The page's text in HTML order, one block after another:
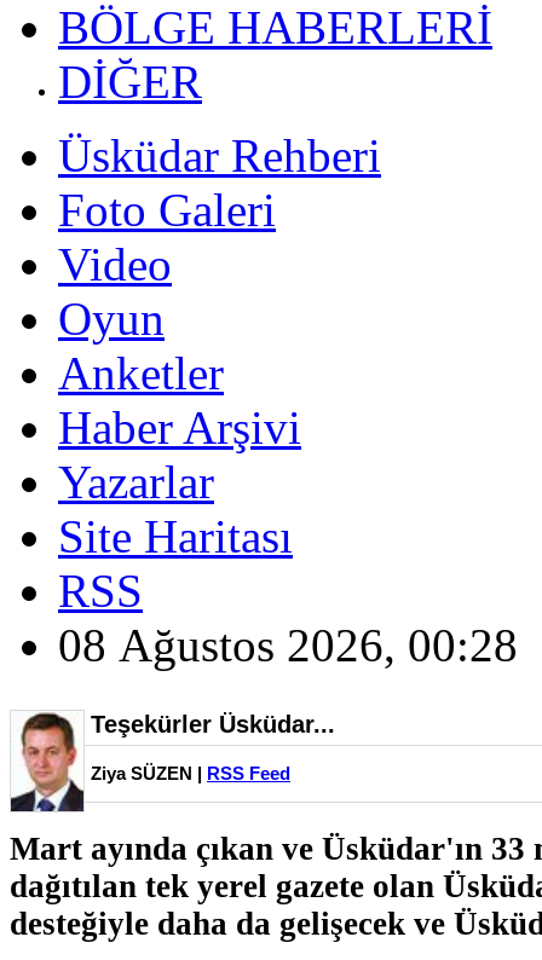
BÖLGE HABERLERİ
DİĞER
Üsküdar Rehberi
Foto Galeri
Video
Oyun
Anketler
Haber Arşivi
Yazarlar
Site Haritası
RSS
08 Ağustos 2026, 00:28
Teşekürler Üsküdar...
Ziya SÜZEN | RSS Feed
Mart ayında çıkan ve Üsküdar'ın 33
dağıtılan tek yerel gazete olan
desteğiyle daha da gelişecek ve